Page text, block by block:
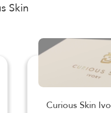
Skin
Curious Skin